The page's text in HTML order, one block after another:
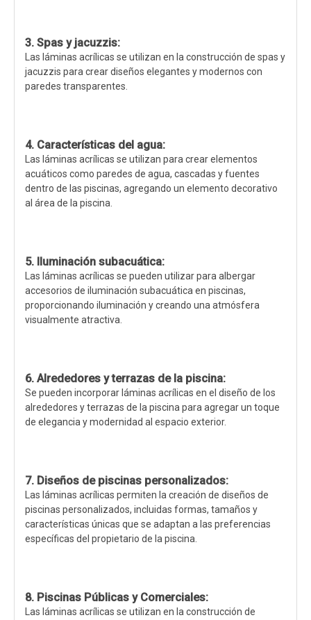
3. Spas y jacuzzis:
Las láminas acrílicas se utilizan en la construcción de spas y
jacuzzis para crear diseños elegantes y modernos con
paredes transparentes.
4. Características del agua:
Las láminas acrílicas se utilizan para crear elementos
acuáticos como paredes de agua, cascadas y fuentes
dentro de las piscinas, agregando un elemento decorativo
al área de la piscina.
5. Iluminación subacuática:
Las láminas acrílicas se pueden utilizar para albergar
accesorios de iluminación subacuática en piscinas,
proporcionando iluminación y creando una atmósfera
visualmente atractiva.
6. Alrededores y terrazas de la piscina:
Se pueden incorporar láminas acrílicas en el diseño de los
alrededores y terrazas de la piscina para agregar un toque
de elegancia y modernidad al espacio exterior.
7. Diseños de piscinas personalizados:
Las láminas acrílicas permiten la creación de diseños de
piscinas personalizados, incluidas formas, tamaños y
características únicas que se adaptan a las preferencias
específicas del propietario de la piscina.
8. Piscinas Públicas y Comerciales:
Las láminas acrílicas se utilizan en la construcción de